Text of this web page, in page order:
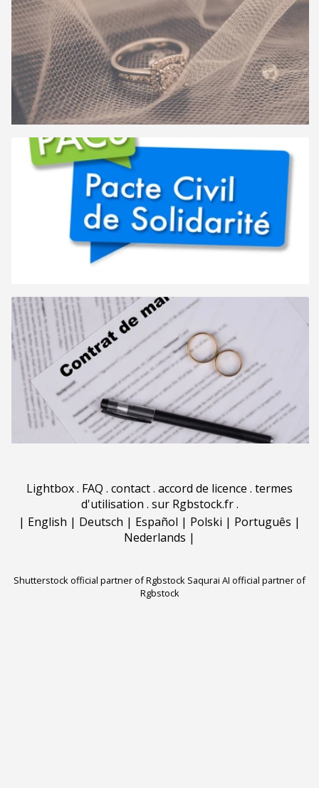
Lightbox. FAQ . contact. accord de licence . termes
d'utilisation . sur Rgbstock.fr.
| English | Deutsch | Español | Polski | Português |
Nederlands |
Shutterstock official partner of Rgbstock Saqurai AI official partner of
Rgbstock